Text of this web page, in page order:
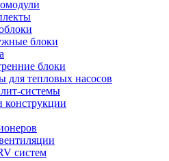
блоки
блоки
для тепловых насосов
системы
систем